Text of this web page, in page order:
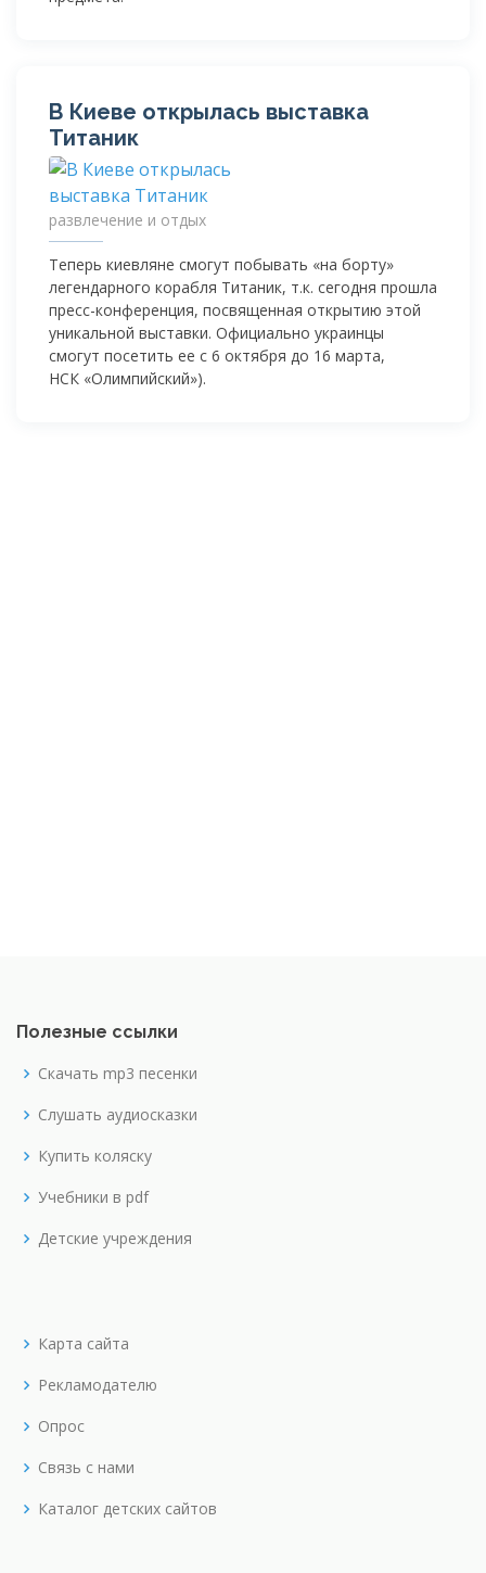
В Киеве открылась выставка
Титаник
развлечение и отдых
Теперь киевляне смогут побывать «на борту»
легендарного корабля Титаник, т.к. сегодня прошла
пресс-конференция, посвященная открытию этой
уникальной выставки. Официально украинцы
смогут посетить ее с 6 октября до 16 марта,
НСК «Олимпийский»).
Полезные ссылки
Скачать mp3 песенки
Слушать аудиосказки
Купить коляску
Учебники в pdf
Детские учреждения
Карта сайта
Рекламодателю
Опрос
Связь с нами
Каталог детских сайтов